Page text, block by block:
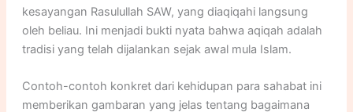
kesayangan Rasulullah SAW, yang diaqiqahi langsung
oleh beliau. Ini menjadi bukti nyata bahwa aqiqah adalah
tradisi yang telah dijalankan sejak awal mula Islam.
Contoh-contoh konkret dari kehidupan para sahabat ini
memberikan gambaran yang jelas tentang bagaimana